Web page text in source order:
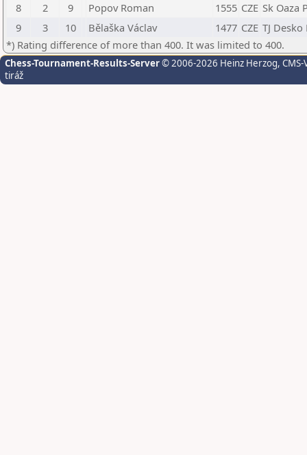
8
2 9 Popov Roman 1555 CZE Sk Oaza
9
3 10 Bělaška Václav 1477 CZE TJ
*) Rating difference of more than 400. It was limited to 400.
Chess-Tournament-Results-Server© 2006-2026 Heinz Herzog,
tiráž